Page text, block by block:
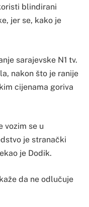
blindirani
jer se, kako je
sarajevske N1 tv.
nakon što je ranije
cijenama goriva
vozim se u
je stranački
je Dodik.
da ne odlučuje